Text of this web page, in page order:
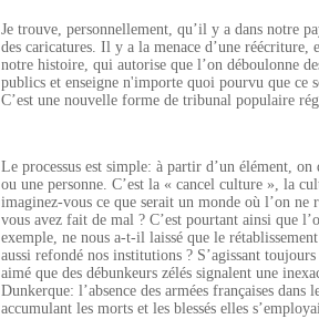
Je trouve, personnellement, qu’il y a dans notre
des caricatures. Il y a la menace d’une réécriture,
notre histoire, qui autorise que l’on déboulonne
publics et enseigne n'importe quoi pourvu que ce
C’est une nouvelle forme de tribunal populaire
Le processus est simple: à partir d’un élément,
ou une personne. C’est la « cancel culture », la
imaginez-vous ce que serait un monde où l’on ne
vous avez fait de mal ? C’est pourtant ainsi que
exemple, ne nous a-t-il laissé que le
aussi refondé nos institutions ? S’agissant
aimé que des débunkeurs zélés signalent une
Dunkerque: l’absence des armées françaises dans
accumulant les morts et les blessés elles